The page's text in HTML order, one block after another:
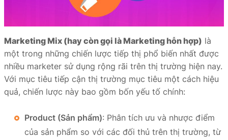
Marketing Mix (hay còn gọi là Marketing hỗn hợp) là
một trong những chiến lược tiếp thị phổ biến nhất được
nhiều marketer sử dụng rộng rãi trên thị trường hiện nay.
Với mục tiêu tiếp cận thị trường mục tiêu một cách hiệu
quả, chiến lược này bao gồm bốn yếu tố chính:
Product (Sản phẩm): Phân tích ưu và nhược điểm
của sản phẩm so với các đối thủ trên thị trường, từ